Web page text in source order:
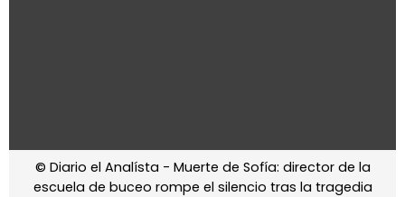
© Diario el Analísta - Muerte de Sofía: director de la
escuela de buceo rompe el silencio tras la tragedia